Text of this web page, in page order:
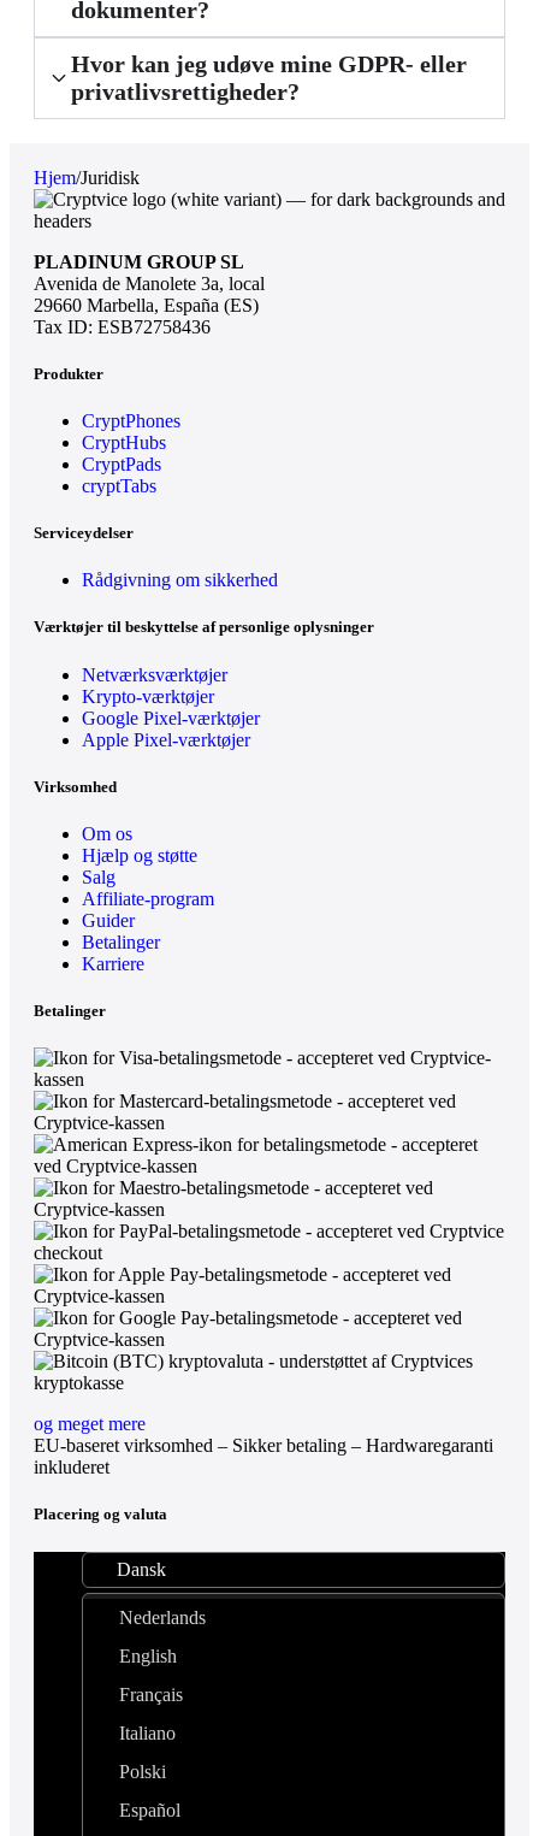
dokumenter?
Hvor kan jeg udøve mine GDPR- eller
privatlivsrettigheder?
Hjem/Juridisk
PLADINUM GROUP SL
Avenida de Manolete 3a, local
29660 Marbella, España (ES)
Tax ID: ESB72758436
Produkter
CryptPhones
CryptHubs
CryptPads
cryptTabs
Serviceydelser
Rådgivning om sikkerhed
Værktøjer til beskyttelse af personlige oplysninger
Netværksværktøjer
Krypto-værktøjer
Google Pixel-værktøjer
Apple Pixel-værktøjer
Virksomhed
Om os
Hjælp og støtte
Salg
Affiliate-program
Guider
Betalinger
Karriere
Betalinger
og meget mere
EU-baseret virksomhed – Sikker betaling – Hardwaregaranti
inkluderet
Placering og valuta
Dansk
Nederlands
English
Français
Italiano
Polski
Español